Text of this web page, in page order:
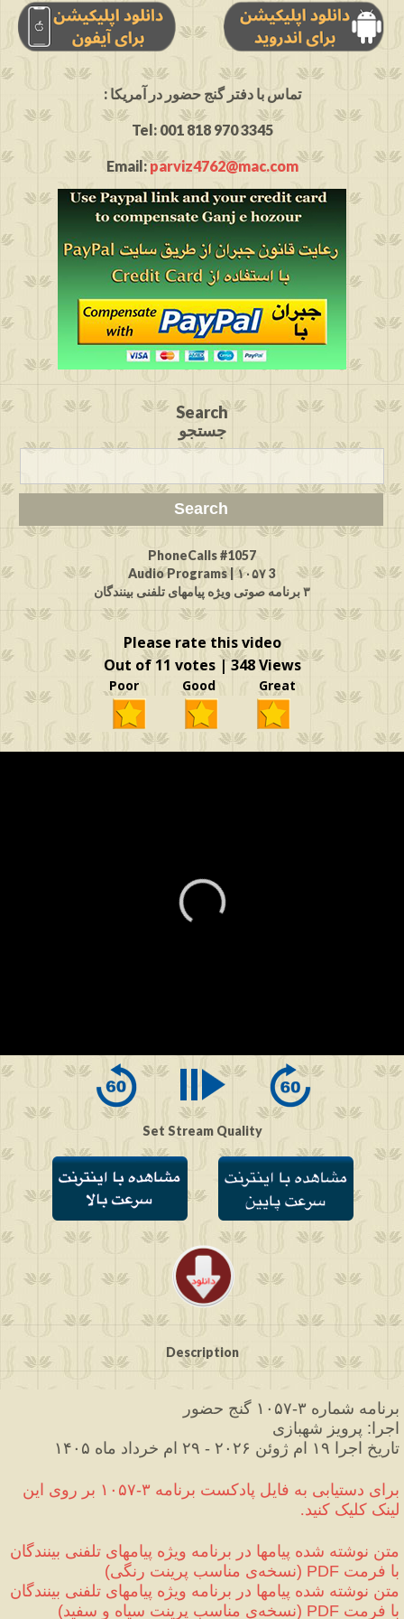
: تماس با دفتر گنج حضور در آمریکا
Tel: 001 818 970 3345
Email:parviz4762@mac.com
Search
جستجو
PhoneCalls #1057
3 Audio Programs | ۱۰۵۷
۳ برنامه صوتی ویژه پیامهای تلفنی بینندگان
Please rate this video
Out of 11 votes | 348 Views
Poor Good Great
seconds
seconds
Set Stream Quality
Description
برنامه شماره ۳ -۱۰۵۷ گنج حضور
اجرا: پرویز شهبازی
تاریخ اجرا ۱۹ ام ژوئن ۲۰۲۶
-
برای دستیابی به فایل پادکست برنامه ۳ -
لینک کلیک کنید.
با فرمت PDF
(نسخه‌ی مناسب پرینت رنگی
)
با فرمت PDF
(نسخه‌ی مناسب پرینت سیاه و سفید )